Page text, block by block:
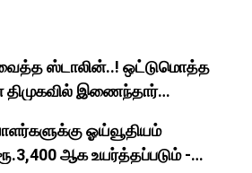
ஸ்டாலின்..! ஒட்டுமொத்த
இணைந்தார்
ஓய்வூதியம்
ஆக உயர்த்தப்படும் -